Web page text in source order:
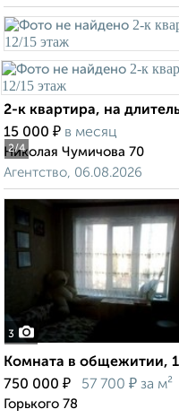
2/4
2-к квартира, на
15 000 ₽ в месяц
Николая Чумичова 70
Агентство, 06.08.2026
3
Комната в общежитии,
750 000 ₽ 57 700 ₽ за м²
Горького 78